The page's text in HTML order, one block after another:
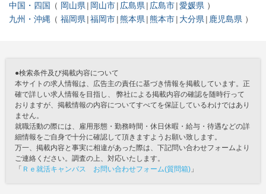
中国・四国
岡山県 岡山市 広島県 広島市 愛媛県
九州・沖縄
福岡県 福岡市 熊本県 熊本市 大分県 鹿児島県
●検索条件及び掲載内容について
本サイトの求人情報は、広告主の責任に基づき情報を掲載しています。正
確で詳しい求人情報を目指し、 弊社による掲載内容の確認を随時行って
おりますが、掲載情報の内容についてすべてを保証しているわけではあり
ません。
就職活動の際には、雇用形態・勤務時間・休日休暇・給与・待遇などの詳
細情報をご自身で十分に確認して頂きますようお願い致します。
万一、掲載内容と事実に相違があった際は、下記問い合わせフォームより
ご連絡ください。調査の上、対応いたします。
「 Ｒｅ就活キャンパス お問い合わせフォーム(質問箱) 」